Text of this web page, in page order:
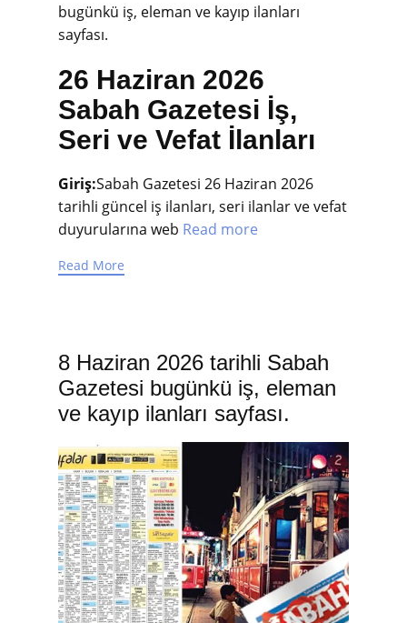
bugünkü iş, eleman ve kayıp ilanları
sayfası.
26 Haziran 2026
Sabah Gazetesi İş,
Seri ve Vefat İlanları
Giriş:Sabah Gazetesi 26 Haziran 2026
tarihli güncel iş ilanları, seri ilanlar ve vefat
duyurularına web Read more
Read More
8 Haziran 2026 tarihli Sabah
Gazetesi bugünkü iş, eleman
ve kayıp ilanları sayfası.